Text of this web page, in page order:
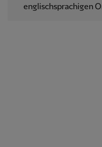
englischsprachigen